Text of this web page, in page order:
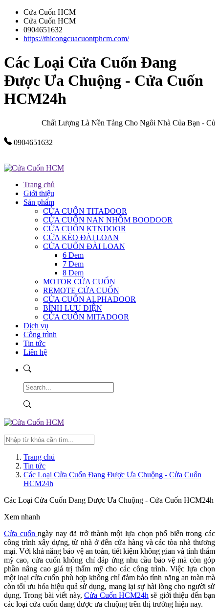
Cửa Cuốn HCM
Cửa Cuốn HCM
0904651632
https://thicongcuacuontphcm.com/
Các Loại Cửa Cuốn Đang
Được Ưa Chuộng - Cửa Cuốn
HCM24h
Chất Lượng Là Nền Tảng Cho Ngôi Nhà Của Bạn - Cửa
0904651632
Trang chủ
Giới thiệu
Sản phẩm
CỬA CUỐN TITADOOR
CỬA CUỐN NAN NHÔM BOODOOR
CỬA CUỐN KTNDOOR
CỬA KÉO ĐÀI LOAN
CỬA CUỐN ĐÀI LOAN
6 Dem
7 Dem
8 Dem
MOTOR CỬA CUỐN
REMOTE CỬA CUỐN
CỬA CUỐN ALPHADOOR
BÌNH LƯU ĐIỆN
CỬA CUỐN MITADOOR
Dịch vụ
Công trình
Tin tức
Liên hệ
Trang chủ
Tin tức
Các Loại Cửa Cuốn Đang Được Ưa Chuộng - Cửa Cuốn
HCM24h
Các Loại Cửa Cuốn Đang Được Ưa Chuộng - Cửa Cuốn HCM24h
Xem nhanh
Cửa cuốnngày nay đã trở thành một lựa chọn phổ biến trong các
công trình xây dựng, từ nhà ở đến cửa hàng và các tòa nhà thương
mại. Với khả năng bảo vệ an toàn, tiết kiệm không gian và tính thẩm
mỹ cao, cửa cuốn không chỉ đáp ứng nhu cầu bảo vệ mà còn góp
phần nâng cao giá trị thẩm mỹ cho các công trình. Việc lựa chọn
một loại cửa cuốn phù hợp không chỉ đảm bảo tính năng an toàn mà
còn tối ưu hóa hiệu quả sử dụng, mang lại sự hài lòng cho người sử
dụng. Trong bài viết này,Cửa Cuốn HCM24h sẽ giới thiệu đến bạn
các loại cửa cuốn đang được ưa chuộng trên thị trường hiện nay.